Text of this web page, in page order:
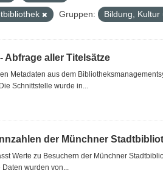
Gruppen: Bildung, Kultur
Abfrage aller Titelsätze
Metadaten aus dem
Schnittstelle wurde in...
der Münchner
Werte zu Besuchern der Münchner
Daten wurden von...